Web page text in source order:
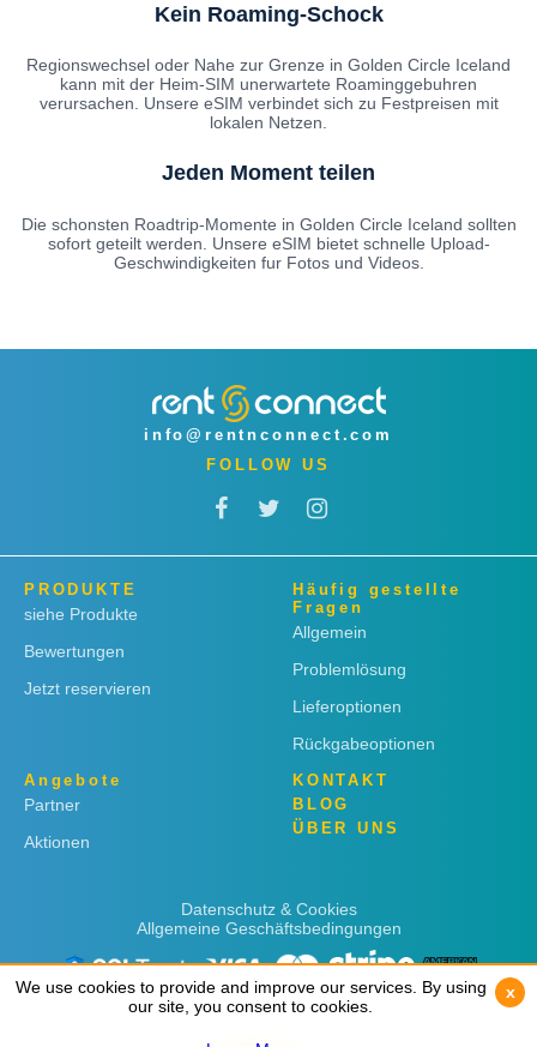
Kein Roaming-Schock
Regionswechsel oder Nahe zur Grenze in Golden Circle Iceland
kann mit der Heim-SIM unerwartete Roaminggebuhren
verursachen. Unsere eSIM verbindet sich zu Festpreisen mit
lokalen Netzen.
Jeden Moment teilen
Die schonsten Roadtrip-Momente in Golden Circle Iceland sollten
sofort geteilt werden. Unsere eSIM bietet schnelle Upload-
Geschwindigkeiten fur Fotos und Videos.
info@rentnconnect.com
FOLLOW US
PRODUKTE
siehe Produkte
Bewertungen
Jetzt reservieren
Häufig gestellte
Fragen
Allgemein
Problemlösung
Lieferoptionen
Rückgabeoptionen
Angebote
Partner
Aktionen
KONTAKT
BLOG
ÜBER UNS
Datenschutz & Cookies
Allgemeine Geschäftsbedingungen
We use cookies to provide and improve our services. By using
our site, you consent to cookies.
x
We use cookies to provide and improve our services. By using
our site, you consent to cookies.
x